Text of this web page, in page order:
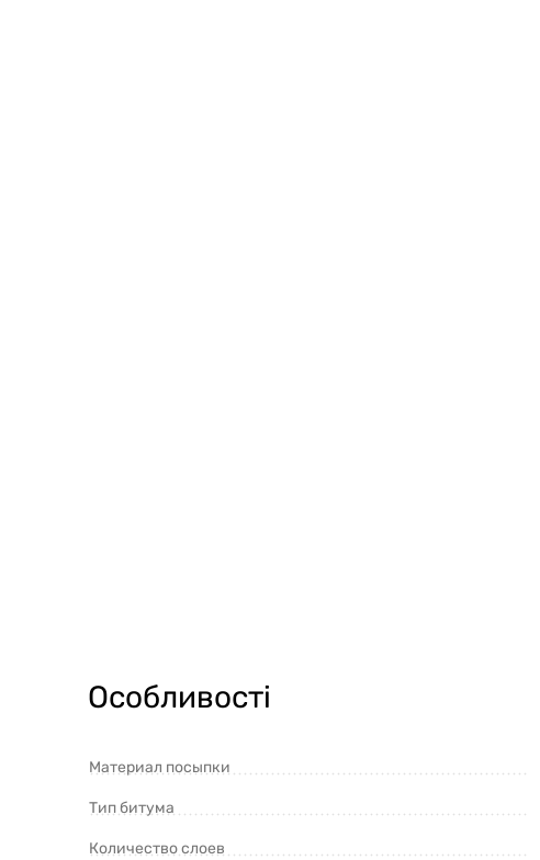
Особливості
Материал посыпки
Тип битума
Количество слоев